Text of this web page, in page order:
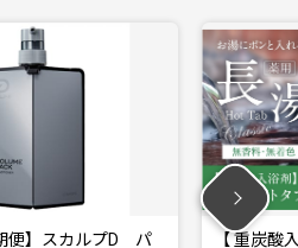
【 重炭酸入浴剤 】 薬用長湯